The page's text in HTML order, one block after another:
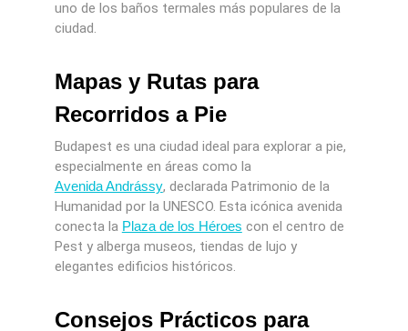
uno de los baños termales más populares de la
ciudad.
Mapas y Rutas para
Recorridos a Pie
Budapest es una ciudad ideal para explorar a pie,
especialmente en áreas como la
Avenida Andrássy, declarada Patrimonio de la
Humanidad por la UNESCO. Esta icónica avenida
conecta la Plaza de los Héroes con el centro de
Pest y alberga museos, tiendas de lujo y
elegantes edificios históricos.
Consejos Prácticos para